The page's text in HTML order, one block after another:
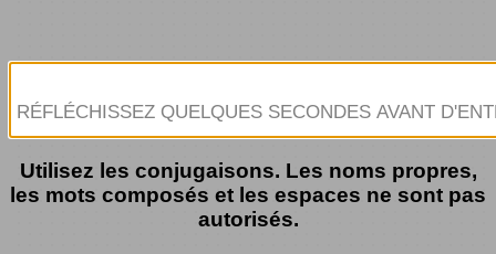
Utilisez les conjugaisons. Les noms propres,
les mots composés et les espaces ne sont pas
autorisés.